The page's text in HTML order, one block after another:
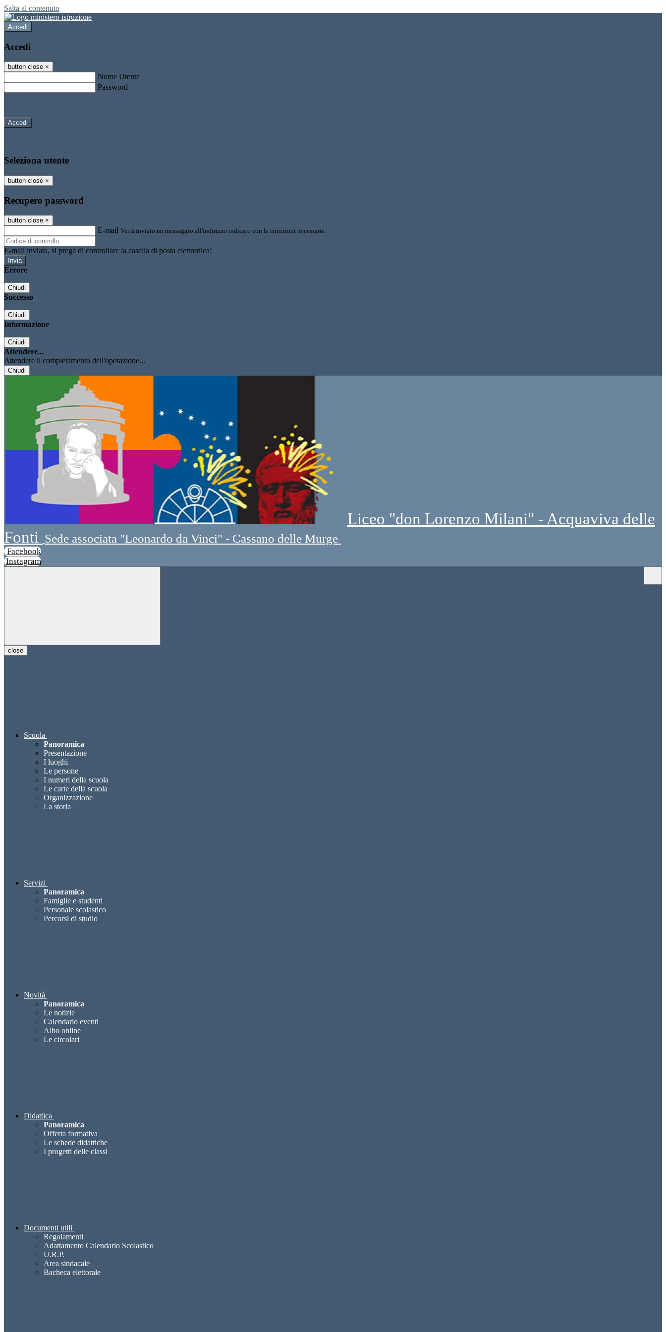
Salta al contenuto
Accedi
Accedi
button close ×
Nome Utente
Password
-
Seleziona utente
button close ×
Recupero password
button close ×
E-mail Verrà inviato un messaggio all'indirizzo indicato con le istruzioni necessarie.
E-mail inviata, si prega di controllare la casella di posta elettronica!
Errore
Chiudi
Successo
Chiudi
Informazione
Chiudi
Attendere...
Attendere il completamento dell'operazione...
Chiudi
Liceo "don Lorenzo Milani" - Acquaviva delle
Fonti Sede associata "Leonardo da Vinci" - Cassano delle Murge
Facebook
Instagram
close
Scuola
Panoramica
Presentazione
I luoghi
Le persone
I numeri della scuola
Le carte della scuola
Organizzazione
La storia
Servizi
Panoramica
Famiglie e studenti
Personale scolastico
Percorsi di studio
Novità
Panoramica
Le notizie
Calendario eventi
Albo online
Le circolari
Didattica
Panoramica
Offerta formativa
Le schede didattiche
I progetti delle classi
Documenti utili
Regolamenti
Adattamento Calendario Scolastico
U.R.P.
Area sindacale
Bacheca elettorale